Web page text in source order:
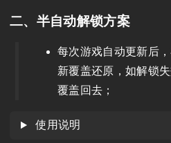
二、半自动解锁方案
每次游戏自动更新后
新覆盖还原，如解锁
覆盖回去；
使用说明